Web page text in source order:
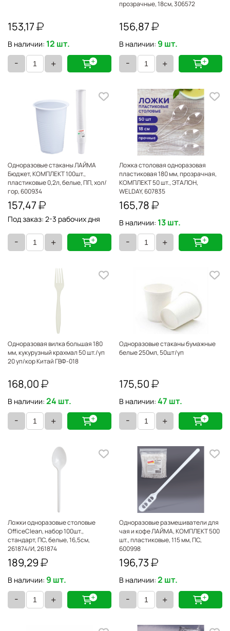
153,17
В наличии: 12 шт.
- +
прозрачные, 18см, 306572
156,87
В наличии: 9 шт.
- +
Одноразовые стаканы ЛАЙМА
Бюджет, КОМПЛЕКТ 100шт.,
пластиковые 0,2л, белые, ПП, хол/
гор, 600934
157,47
Под заказ: 2-3 рабочих дня
- +
Ложка столовая одноразовая
пластиковая 180 мм, прозрачная,
КОМПЛЕКТ 50 шт., ЭТАЛОН,
WELDAY, 607835
165,78
В наличии: 13 шт.
- +
Одноразовая вилка большая 180
мм, кукурузный крахмал 50 шт./уп
20 уп/кор Китай ГВФ-018
168,00
В наличии: 24 шт.
- +
Одноразовые стаканы бумажные
белые 250мл, 50шт/уп
175,50
В наличии: 47 шт.
- +
Ложки одноразовые столовые
OfficeClean, набор 100шт.,
стандарт, ПС, белые, 16,5см,
261874/И, 261874
189,29
В наличии: 9 шт.
- +
Одноразовые размешиватели для
чая и кофе ЛАЙМА, КОМПЛЕКТ 500
шт., пластиковые, 115 мм, ПС,
600998
196,73
В наличии: 2 шт.
- +